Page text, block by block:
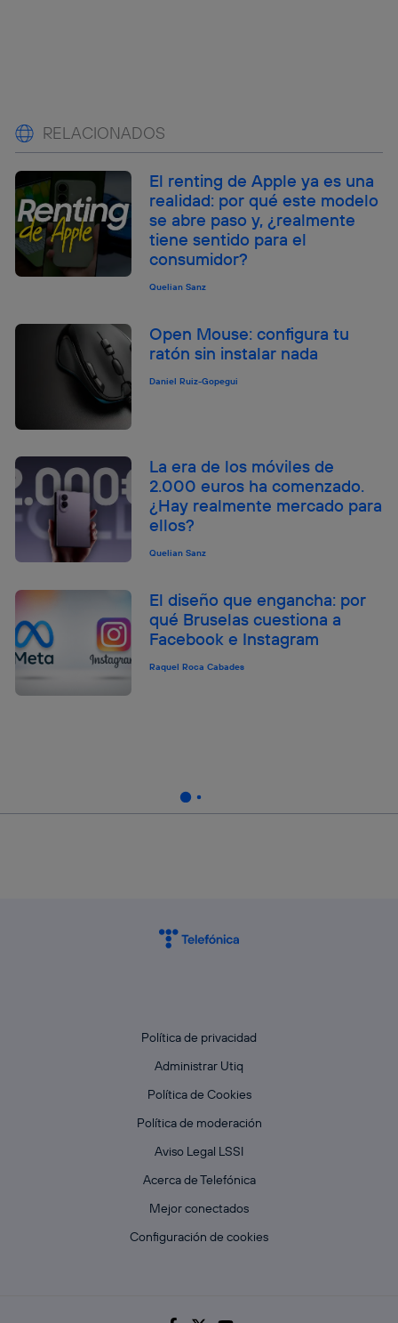
RELACIONADOS
El renting de Apple ya es una
realidad: por qué este modelo
se abre paso y, ¿realmente
tiene sentido para el
consumidor?
Quelian Sanz
Open Mouse: configura tu
ratón sin instalar nada
Daniel Ruiz-Gopegui
La era de los móviles de
2.000 euros ha comenzado.
¿Hay realmente mercado para
ellos?
Quelian Sanz
El diseño que engancha: por
qué Bruselas cuestiona a
Facebook e Instagram
Raquel Roca Cabades
Política de privacidad
Administrar Utiq
Política de Cookies
Política de moderación
Aviso Legal LSSI
Acerca de Telefónica
Mejor conectados
Configuración de cookies